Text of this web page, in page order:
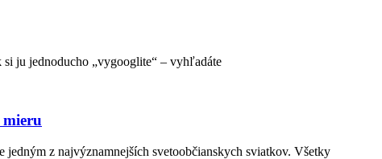
ju jednoducho „vygooglite“ – vyhľadáte
mieru
jedným z najvýznamnejších svetoobčianskych sviatkov. Všetky